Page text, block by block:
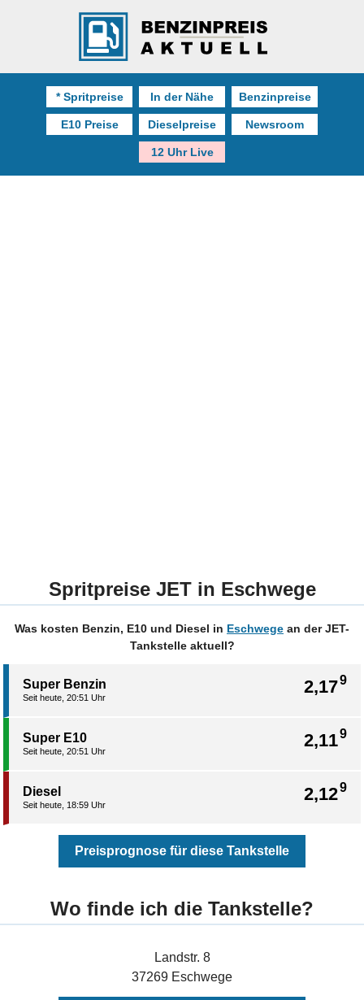
* Spritpreise In der Nähe Benzinpreise
E10 Preise Dieselpreise Newsroom
12 Uhr Live
Spritpreise JET in Eschwege
Was kosten Benzin, E10 und Diesel in Eschwege an der JET-
Tankstelle aktuell?
2,179
Super Benzin
Seit heute, 20:51 Uhr
2,119
Super E10
Seit heute, 20:51 Uhr
2,129
Diesel
Seit heute, 18:59 Uhr
Preisprognose für diese Tankstelle
Wo finde ich die Tankstelle?
Landstr. 8
37269 Eschwege